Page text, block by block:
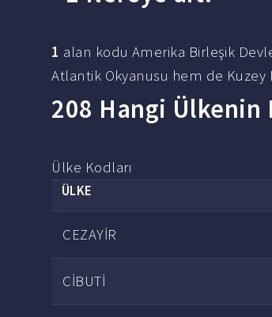
1 alan kodu Amerika Birleşik
Atlantik Okyanusu hem de Kuzey
208 Hangi Ülkenin
Ülke Kodları
ÜLKE
CEZAYİR
CİBUTİ